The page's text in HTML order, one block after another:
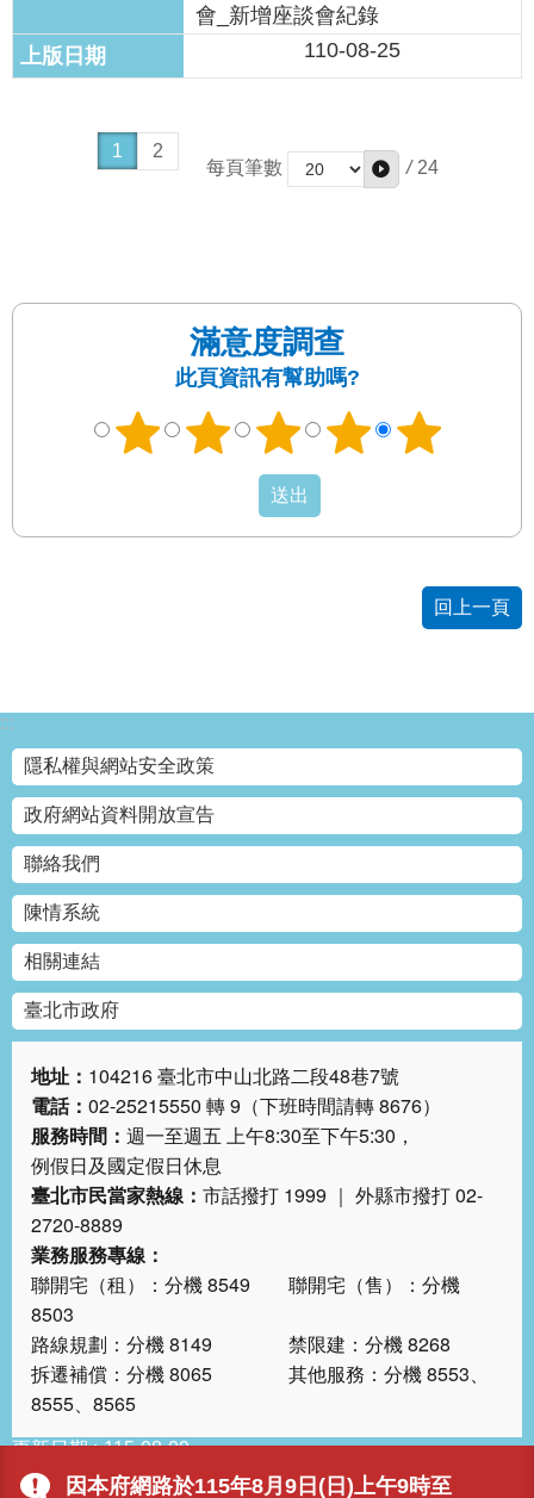
因本府網路於115年8月9日(日)上午9時至
會_新增座談會紀錄
110-08-25
1
2
每頁筆數
/ 24
滿意度調查
此頁資訊有幫助嗎?
回上一頁
:::
隱私權與網站安全政策
政府網站資料開放宣告
聯絡我們
陳情系統
相關連結
臺北市政府
地址： 104216 臺北市中山北路二段48巷7號
電話： 02-25215550 轉 9（下班時間請轉 8676）
服務時間： 週一至週五 上午8:30至下午5:30，
例假日及國定假日休息
臺北市民當家熱線： 市話撥打 1999 ｜ 外縣市撥打 02-
2720-8889
業務服務專線：
聯開宅（租）：分機 8549 聯開宅（售）：分機
8503
路線規劃：分機 8149 禁限建：分機 8268
拆遷補償：分機 8065 其他服務：分機 8553、
8555、8565
更新日期
115-08-09
瀏覽人次
6065